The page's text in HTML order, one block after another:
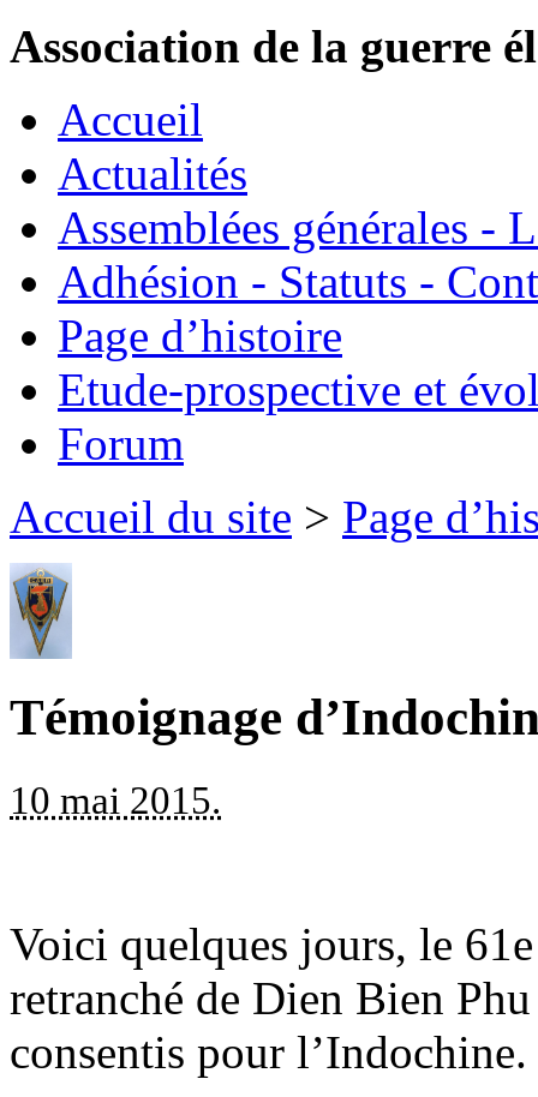
Association de la guerre
Accueil
Actualités
Assemblées générales -
Adhésion - Statuts -
Page d’histoire
Etude-prospective et
Forum
Accueil du site > Page
Témoignage
10 mai 2015.
Voici quelques jours, le
retranché de Dien Bien
consentis pour l’Indochine.